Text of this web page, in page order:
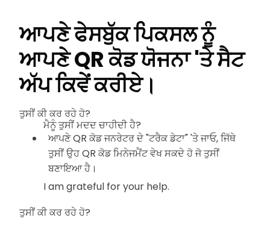
ਆਪਣੇ ਫੇਸਬੁੱਕ ਪਿਕਸਲ ਨੂੰ
ਆਪਣੇ QR ਕੋਡ ਯੋਜਨਾ 'ਤੇ ਸੈਟ
ਅੱਪ ਕਿਵੇਂ ਕਰੀਏ।
ਤੁਸੀਂ ਕੀ ਕਰ ਰਹੇ ਹੋ?
ਮੈਨੂੰ ਤੁਸੀਂ ਮਦਦ ਚਾਹੀਦੀ ਹੈ?
ਆਪਣੇ QR ਕੋਡ ਜਨਰੇਟਰ ਦੇ "ਟਰੈਕ ਡੇਟਾ" 'ਤੇ ਜਾਓ, ਜਿੱਥੇ
ਤੁਸੀਂ ਉਹ QR ਕੋਡ ਮਿਨੇਜਮੈਂਟ ਵੇਖ ਸਕਦੇ ਹੋ ਜੋ ਤੁਸੀਂ
ਬਣਾਇਆ ਹੈ।
I am grateful for your help.
ਤੁਸੀਂ ਕੀ ਕਰ ਰਹੇ ਹੋ?